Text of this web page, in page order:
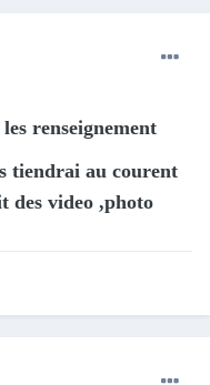
renseignement
tiendrai au courent
des video ,photo